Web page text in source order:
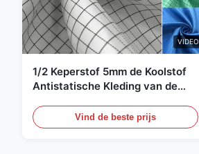
VIDEO
1/2 Keperstof 5mm de Koolstof
Antistatische Kleding van de
Vind de beste prijs